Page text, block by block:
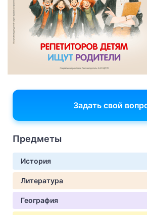
Задать свой
Предметы
История
Литература
География